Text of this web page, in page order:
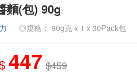
麵(包) 90g
◎規格： 90g克 x 1 x 30Pack包
447 $459